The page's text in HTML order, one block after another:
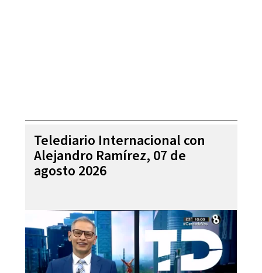
Telediario Internacional con
Alejandro Ramírez, 07 de
agosto 2026